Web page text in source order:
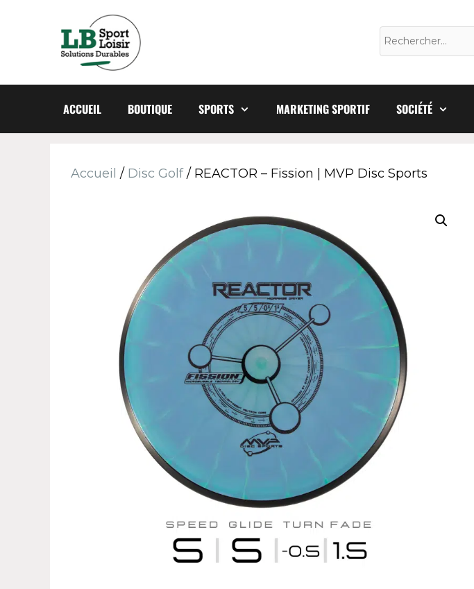
ACCUEIL BOUTIQUE SPORTS MARKETING SPORTIF SOCIÉTÉ
Accueil / Disc Golf/ REACTOR – Fission | MVP Disc Sports